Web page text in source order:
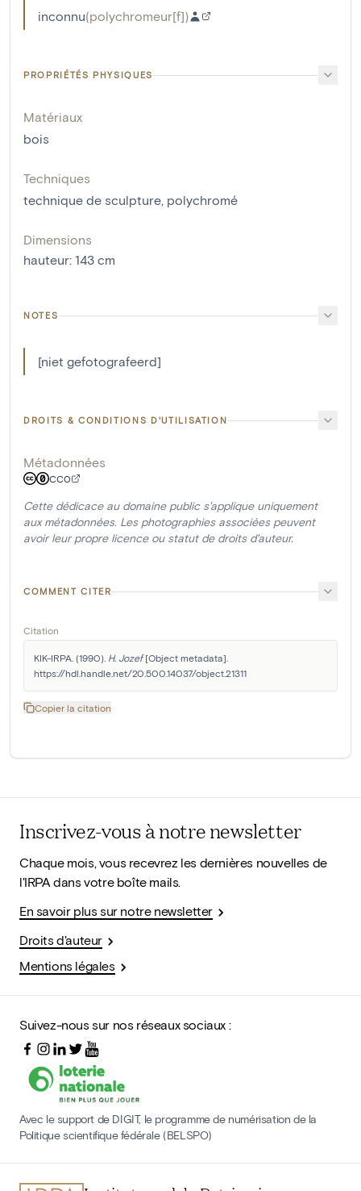
inconnu(polychromeur[f])
PROPRIÉTÉS PHYSIQUES
Matériaux
bois
Techniques
technique de sculpture, polychromé
Dimensions
hauteur: 143 cm
NOTES
[niet gefotografeerd]
DROITS & CONDITIONS D'UTILISATION
Métadonnées
CC0
Cette dédicace au domaine public s'applique uniquement
aux métadonnées. Les photographies associées peuvent
avoir leur propre licence ou statut de droits d'auteur.
COMMENT CITER
Citation
KIK-IRPA. (1990). H. Jozef [Object metadata].
https://hdl.handle.net/20.500.14037/object.21311
Copier la citation
Inscrivez-vous à notre newsletter
Chaque mois, vous recevrez les dernières nouvelles de
l'IRPA dans votre boîte mails.
En savoir plus sur notre newsletter
Droits d'auteur
Mentions légales
Suivez-nous sur nos réseaux sociaux :
Avec le support de DIGIT, le programme de numérisation de la
Politique scientifique fédérale (BELSPO)